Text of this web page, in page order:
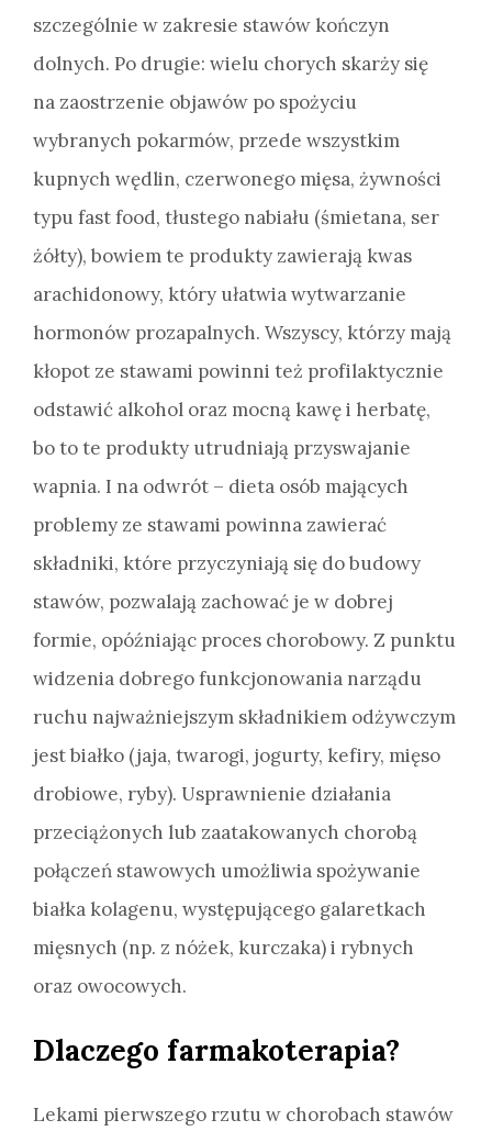
szczególnie w zakresie stawów kończyn
dolnych. Po drugie: wielu chorych skarży się
na zaostrzenie objawów po spożyciu
wybranych pokarmów, przede wszystkim
kupnych wędlin, czerwonego mięsa, żywności
typu fast food, tłustego nabiału (śmietana, ser
żółty), bowiem te produkty zawierają kwas
arachidonowy, który ułatwia wytwarzanie
hormonów prozapalnych. Wszyscy, którzy mają
kłopot ze stawami powinni też profilaktycznie
odstawić alkohol oraz mocną kawę i herbatę,
bo to te produkty utrudniają przyswajanie
wapnia. I na odwrót – dieta osób mających
problemy ze stawami powinna zawierać
składniki, które przyczyniają się do budowy
stawów, pozwalają zachować je w dobrej
formie, opóźniając proces chorobowy. Z punktu
widzenia dobrego funkcjonowania narządu
ruchu najważniejszym składnikiem odżywczym
jest białko (jaja, twarogi, jogurty, kefiry, mięso
drobiowe, ryby). Usprawnienie działania
przeciążonych lub zaatakowanych chorobą
połączeń stawowych umożliwia spożywanie
białka kolagenu, występującego galaretkach
mięsnych (np. z nóżek, kurczaka) i rybnych
oraz owocowych.
Dlaczego farmakoterapia?
Lekami pierwszego rzutu w chorobach stawów